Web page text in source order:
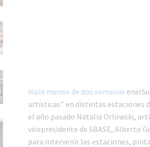
Hace menos de dos semanas
artísticas” en distintas estaciones
el año pasado Natalia Orlowski,
vicepresidente de SBASE, Alberto
para intervenir las estaciones,